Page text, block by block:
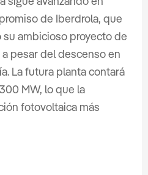
de Iberdrola, que
ambicioso proyecto de
pesar del descenso en
La futura planta contará
MW, lo que la
fotovoltaica más